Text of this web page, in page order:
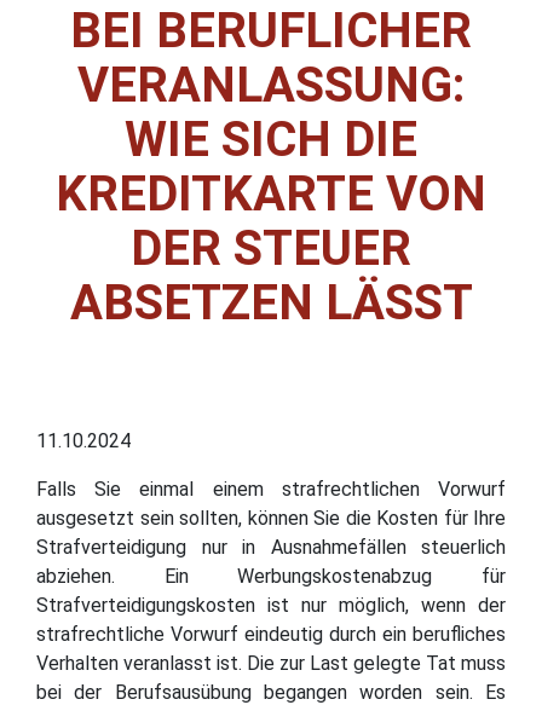
BEI BERUFLICHER
VERANLASSUNG:
WIE SICH DIE
KREDITKARTE VON
DER STEUER
ABSETZEN LÄSST
11.10.2024
Falls Sie einmal einem strafrechtlichen Vorwurf
ausgesetzt sein sollten, können Sie die Kosten für Ihre
Strafverteidigung nur in Ausnahmefällen steuerlich
abziehen. Ein Werbungskostenabzug für
Strafverteidigungskosten ist nur möglich, wenn der
strafrechtliche Vorwurf eindeutig durch ein berufliches
Verhalten veranlasst ist. Die zur Last gelegte Tat muss
bei der Berufsausübung begangen worden sein. Es